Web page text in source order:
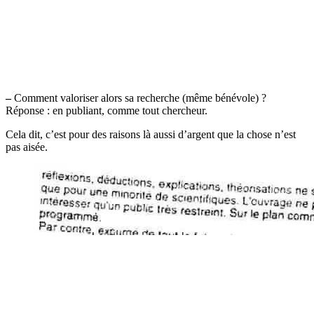
– Comment valoriser alors sa recherche (même bénévole) ?
Réponse : en publiant, comme tout chercheur.
Cela dit, c’est pour des raisons là aussi d’argent que la chose n’est
pas aisée.